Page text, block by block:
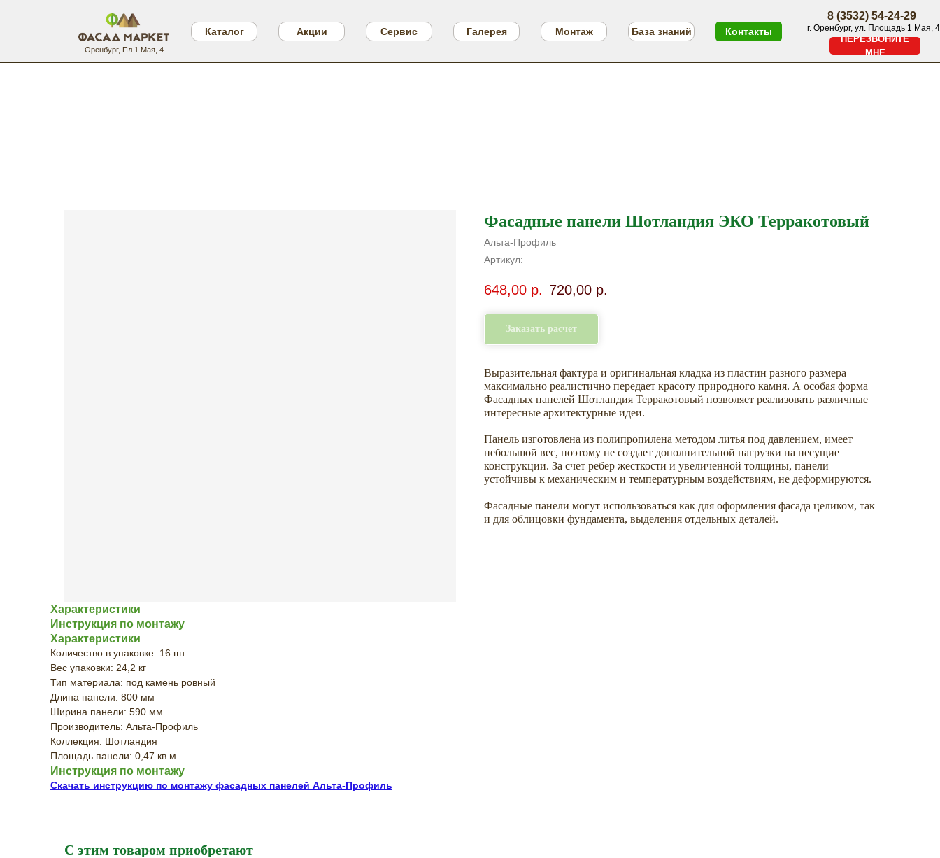
Галерея
Каталог База знаний
Акции Монтаж
Сервис
ПЕРЕЗВОНИТЕ
МНЕ
Контакты
Оренбург, Пл.1 Мая, 4
8 (3532) 54-24-29
г. Оренбург, ул. Площадь 1 Мая, 4
Фасадные панели Шотландия ЭКО Терракотовый
Альта-Профиль
Артикул:
648,00 р. 720,00 р.
Заказать расчет
Выразительная фактура и оригинальная кладка из пластин разного размера
максимально реалистично передает красоту природного камня. А особая форма
Фасадных панелей Шотландия Терракотовый позволяет реализовать различные
интересные архитектурные идеи.
Панель изготовлена из полипропилена методом литья под давлением, имеет
небольшой вес, поэтому не создает дополнительной нагрузки на несущие
конструкции. За счет ребер жесткости и увеличенной толщины, панели
устойчивы к механическим и температурным воздействиям, не деформируются.
Фасадные панели могут использоваться как для оформления фасада целиком, так
и для облицовки фундамента, выделения отдельных деталей.
Характеристики
Инструкция по монтажу
Характеристики
Количество в упаковке: 16 шт.
Вес упаковки: 24,2 кг
Тип материала: под камень ровный
Длина панели: 800 мм
Ширина панели: 590 мм
Производитель: Альта-Профиль
Коллекция: Шотландия
Площадь панели: 0,47 кв.м.
Инструкция по монтажу
Скачать инструкцию по монтажу фасадных панелей Альта-Профиль
С этим товаром приобретают